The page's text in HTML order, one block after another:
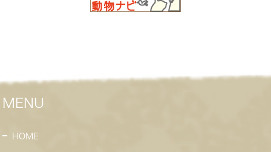
MENU
HOME